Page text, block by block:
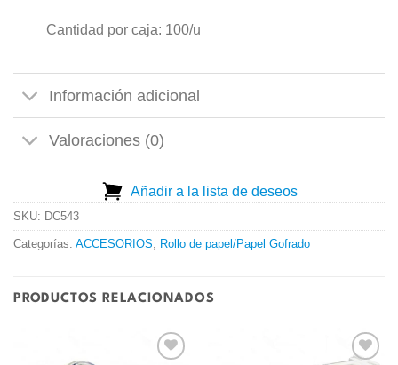
Cantidad por caja: 100/u
Información adicional
Valoraciones (0)
Añadir a la lista de deseos
SKU: DC543
Categorías: ACCESORIOS, Rollo de papel/Papel Gofrado
PRODUCTOS RELACIONADOS